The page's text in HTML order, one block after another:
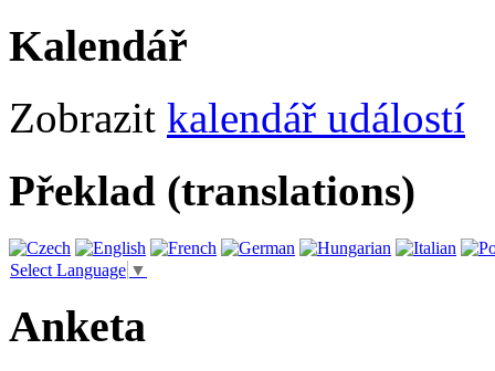
Kalendář
Zobrazit kalendář událostí
Překlad (translations)
Select Language ▼
Anketa